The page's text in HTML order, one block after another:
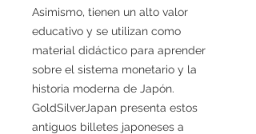
Asimismo, tienen un alto valor
educativo y se utilizan como
material didáctico para aprender
sobre el sistema monetario y la
historia moderna de Japón.
GoldSilverJapan presenta estos
antiguos billetes japoneses a